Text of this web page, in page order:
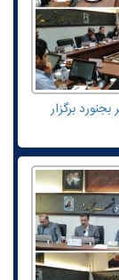
برگزار